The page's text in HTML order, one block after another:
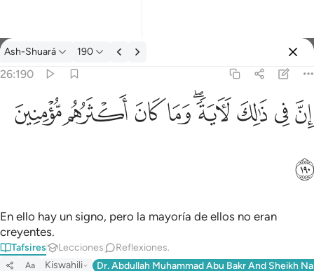
Tafsir: Ash-Shuará 26:190
Ash-Shuará 190
26:190
ان في ذالك لاية وما كان اكثرهم مومنين ١٩٠
إِنَّ فِى ذَٰلِكَ لَـَٔايَةًۭ ۖ وَمَا كَانَ أَكْثَرُهُم مُّؤْمِنِينَ ١٩٠
ﱳﱴﱵﱶﱷﱸﱹﱺﱻ
ﱼ
En ello hay un signo, pero la mayoría de ellos no eran
creyentes.
Tafsires Lecciones Reflexiones.
Aa Kiswahili Dr. Abdullah Muhammad Abu Bakr And Sheikh